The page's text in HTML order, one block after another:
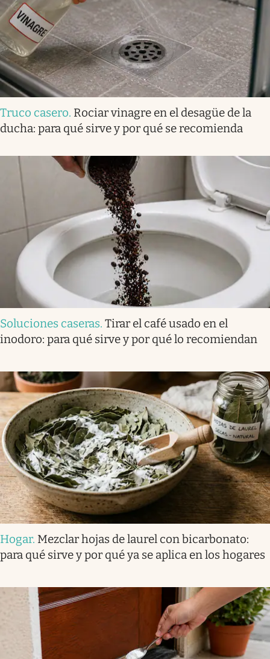
Truco casero. Rociar vinagre en el desagüe de la
ducha: para qué sirve y por qué se recomienda
Soluciones caseras. Tirar el café usado en el
inodoro: para qué sirve y por qué lo recomiendan
Hogar. Mezclar hojas de laurel con bicarbonato:
para qué sirve y por qué ya se aplica en los hogares